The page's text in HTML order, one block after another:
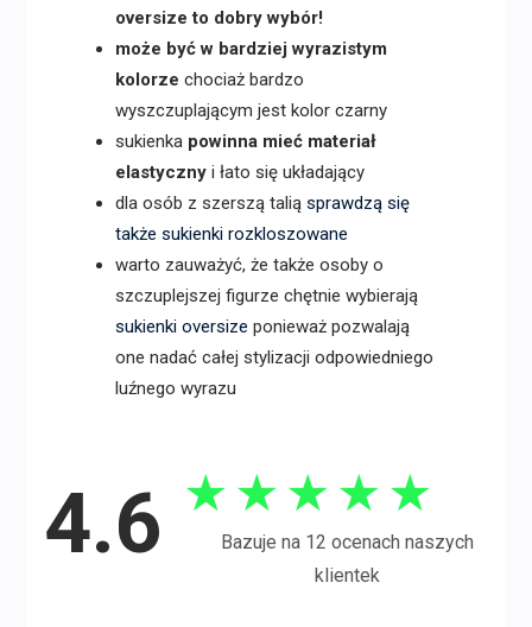
oversize to dobry wybór!
może być w bardziej wyrazistym
kolorze chociaż bardzo
wyszczuplającym jest kolor czarny
sukienka powinna mieć materiał
elastycznyi łato się układający
dla osób z szerszą talią sprawdzą się
także sukienki rozkloszowane
warto zauważyć, że także osoby o
szczuplejszej figurze chętnie wybierają
sukienki oversize ponieważ pozwalają
one nadać całej stylizacji odpowiedniego
luźnego wyrazu
4.6 ★ ★ ★ ★ ★
Bazuje na 12 ocenach naszych
klientek